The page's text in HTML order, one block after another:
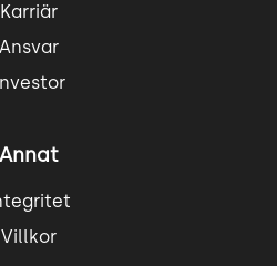
Karriär
Ansvar
Annat
Villkor